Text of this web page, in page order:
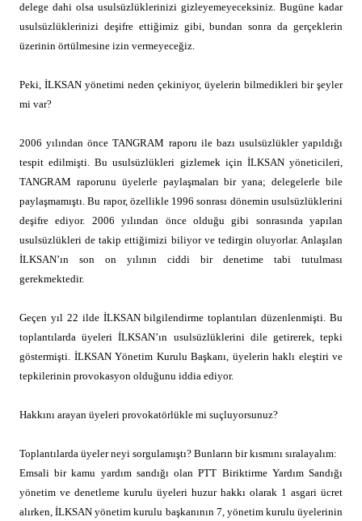
delege dahi olsa usulsüzlüklerinizi gizleyemeyeceksiniz. Bugüne kadar
usulsüzlüklerinizi deşifre ettiğimiz gibi, bundan sonra da gerçeklerin
üzerinin örtülmesine izin vermeyeceğiz.
Peki, İLKSAN yönetimi neden çekiniyor, üyelerin bilmedikleri bir şeyler
mi var?
2006 yılından önce TANGRAM raporu ile bazı usulsüzlükler yapıldığı
tespit edilmişti. Bu usulsüzlükleri gizlemek için İLKSAN yöneticileri,
TANGRAM raporunu üyelerle paylaşmaları bir yana; delegelerle bile
paylaşmamıştı. Bu rapor, özellikle 1996 sonrası dönemin usulsüzlüklerini
deşifre ediyor. 2006 yılından önce olduğu gibi sonrasında yapılan
usulsüzlükleri de takip ettiğimizi biliyor ve tedirgin oluyorlar. Anlaşılan
İLKSAN’ın son on yılının ciddi bir denetime tabi tutulması
gerekmektedir.
Geçen yıl 22 ilde İLKSAN bilgilendirme toplantıları düzenlenmişti. Bu
toplantılarda üyeleri İLKSAN’ın usulsüzlüklerini dile getirerek, tepki
göstermişti. İLKSAN Yönetim Kurulu Başkanı, üyelerin haklı eleştiri ve
tepkilerinin provokasyon olduğunu iddia ediyor.
Hakkını arayan üyeleri provokatörlükle mi suçluyorsunuz?
Toplantılarda üyeler neyi sorgulamıştı? Bunların bir kısmını sıralayalım:
Emsali bir kamu yardım sandığı olan PTT Biriktirme Yardım Sandığı
yönetim ve denetleme kurulu üyeleri huzur hakkı olarak 1 asgari ücret
alırken, İLKSAN yönetim kurulu başkanının 7, yönetim kurulu üyelerinin